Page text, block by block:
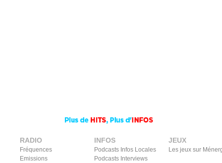
RADIO
Fréquences
Emissions
INFOS
Podcasts Infos Locales
Podcasts Interviews
JEUX
Les jeux sur